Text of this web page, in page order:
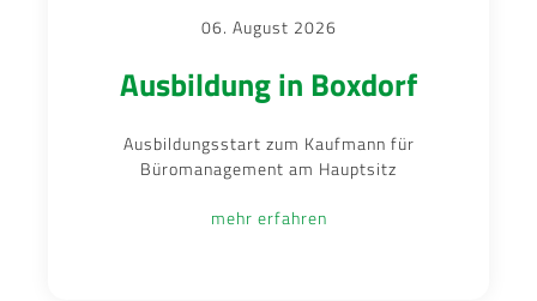
06. August 2026
Ausbildung in Boxdorf
Ausbildungsstart zum Kaufmann für
Büromanagement am Hauptsitz
mehr erfahren